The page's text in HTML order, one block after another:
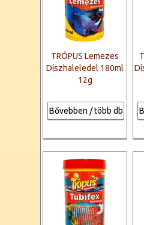
TRÓPUS Lemezes
Díszhaleledel 180ml
12g
Bővebben / több db